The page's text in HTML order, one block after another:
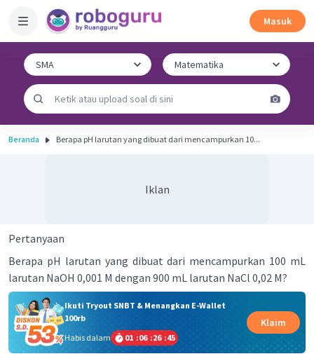
Masuk
Beranda Berapa pH larutan yang dibuat dari mencampurkan 10...
Iklan
Pertanyaan
Berapa pH larutan yang dibuat dari mencampurkan 100 mL
larutan NaOH 0,001 M dengan 900 mL larutan NaCl 0,02 M?
Ikuti Tryout SNBT & Menangkan E-Wallet
100rb
Habis dalam
01 :06 :26 :45
Klaim